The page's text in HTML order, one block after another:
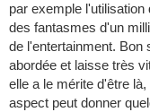
par exemple
des fantasmes d'un
de l'entertainment. Bon
abordée et laisse très
elle a le mérite d'être
aspect peut donner